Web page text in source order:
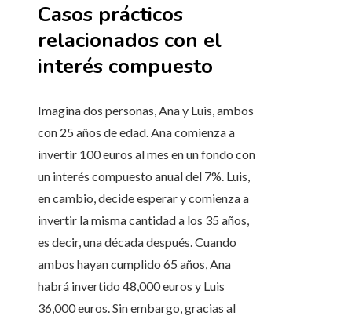
Casos prácticos
relacionados con el
interés compuesto
Imagina dos personas, Ana y Luis, ambos
con 25 años de edad. Ana comienza a
invertir 100 euros al mes en un fondo con
un interés compuesto anual del 7%. Luis,
en cambio, decide esperar y comienza a
invertir la misma cantidad a los 35 años,
es decir, una década después. Cuando
ambos hayan cumplido 65 años, Ana
habrá invertido 48,000 euros y Luis
36,000 euros. Sin embargo, gracias al